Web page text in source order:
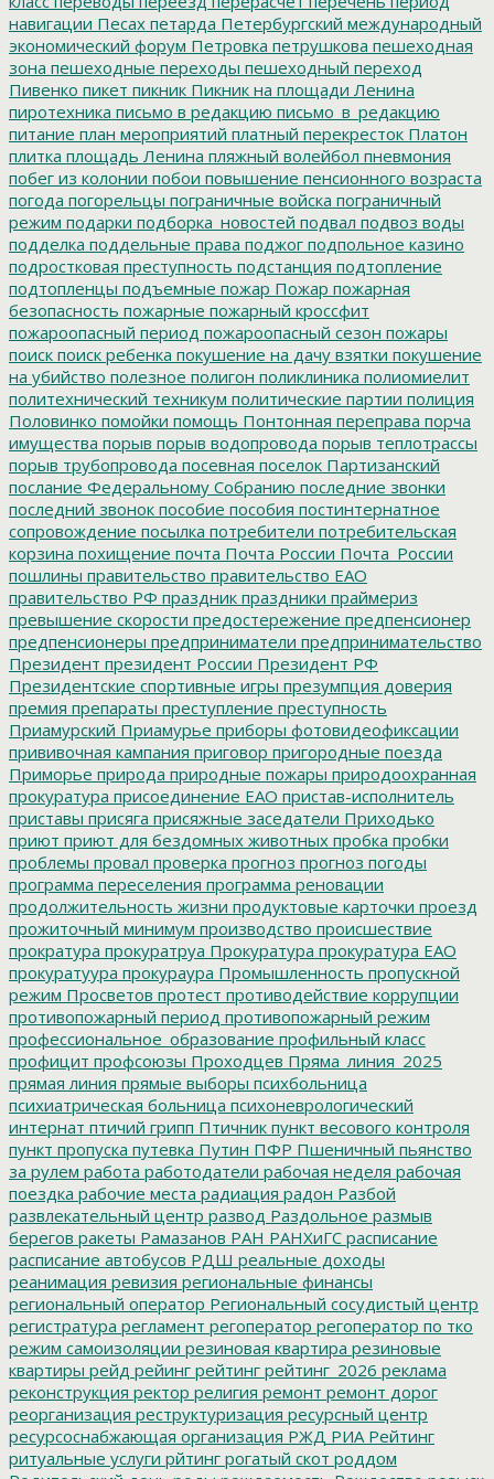
навигации Песах петарда Петербургский международный
экономический форум Петровка петрушкова пешеходная
зона пешеходные переходы пешеходный переход
Пивенко пикет пикник Пикник на площади Ленина
пиротехника письмо в редакцию письмо_в_редакцию
питание план мероприятий платный перекресток Платон
плитка площадь Ленина пляжный волейбол пневмония
побег из колонии побои повышение пенсионного возраста
погода погорельцы пограничные войска пограничный
режим подарки подборка_новостей подвал подвоз воды
подделка поддельные права поджог подпольное казино
подростковая преступность подстанция подтопление
подтопленцы подъемные пожар Пожар пожарная
безопасность пожарные пожарный кроссфит
пожароопасный период пожароопасный сезон пожары
поиск поиск ребенка покушение на дачу взятки покушение
на убийство полезное полигон поликлиника полиомиелит
политехнический техникум политические партии полиция
Половинко помойки помощь Понтонная переправа порча
имущества порыв порыв водопровода порыв теплотрассы
порыв трубопровода посевная поселок Партизанский
послание Федеральному Собранию последние звонки
последний звонок пособие пособия постинтернатное
сопровождение посылка потребители потребительская
корзина похищение почта Почта России Почта_России
пошлины правительство правительство ЕАО
правительство РФ праздник праздники праймериз
превышение скорости предостережение предпенсионер
предпенсионеры предприниматели предпринимательство
Президент президент России Президент РФ
Президентские спортивные игры презумпция доверия
премия препараты преступление преступность
Приамурский Приамурье приборы фотовидеофиксации
прививочная кампания приговор пригородные поезда
Приморье природа природные пожары природоохранная
прокуратура присоединение ЕАО пристав-исполнитель
приставы присяга присяжные заседатели Приходько
приют приют для бездомных животных пробка пробки
проблемы провал проверка прогноз прогноз погоды
программа переселения программа реновации
продолжительность жизни продуктовые карточки проезд
прожиточный минимум производство происшествие
прократура прокуратруа Прокуратура прокуратура ЕАО
прокуратуура прокураура Промышленность пропускной
режим Просветов протест противодействие коррупции
противопожарный период противопожарный режим
профессиональное_образование профильный класс
профицит профсоюзы Проходцев Пряма_линия_2025
прямая линия прямые выборы психбольница
психиатрическая больница психоневрологический
интернат птичий грипп Птичник пункт весового контроля
пункт пропуска путевка Путин ПФР Пшеничный пьянство
за рулем работа работодатели рабочая неделя рабочая
поездка рабочие места радиация радон Разбой
развлекательный центр развод Раздольное размыв
берегов ракеты Рамазанов РАН РАНХиГС расписание
расписание автобусов РДШ реальные доходы
реанимация ревизия региональные финансы
региональный оператор Региональный сосудистый центр
регистратура регламент регоператор регоператор по тко
режим самоизоляции резиновая квартира резиновые
квартиры рейд рейинг рейтинг рейтинг_2026 реклама
реконструкция ректор религия ремонт ремонт дорог
реорганизация реструктуризация ресурсный центр
ресурсоснабжающая организация РЖД РИА Рейтинг
ритуальные услуги рйтинг рогатый скот роддом